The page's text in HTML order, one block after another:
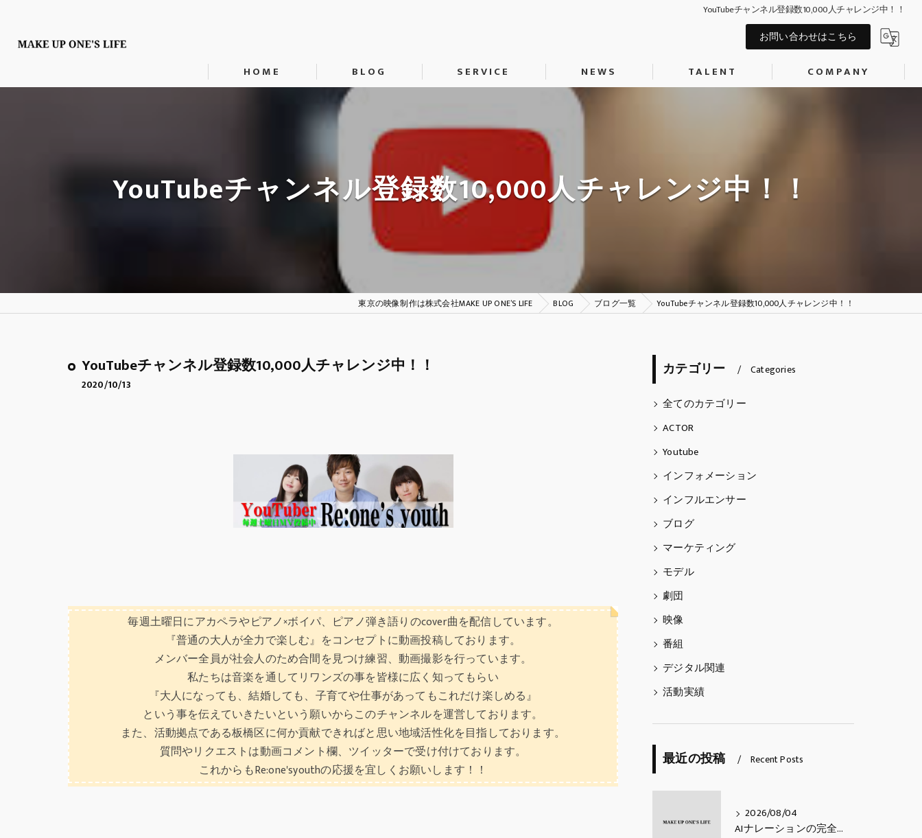
YouTubeチャンネル登録数10,000人チャレンジ中！！
お問い合わせはこちら
HOME BLOG SERVICE NEWS TALENT
MODEL
劇団「カウントダウン」
天埜らむね
五阿弥ルナ
Thomas Caderao
COMPANY
YouTubeチャンネル登録数10,000人チャレンジ中！！
東京の映像制作は株式会社MAKE UP ONE’S LIFE BLOG ブログ一覧 YouTubeチャンネル登録数10,000人チャレンジ中！！
YouTubeチャンネル登録数10,000人チャレンジ中！！
2020/10/13
毎週土曜日にアカペラやピアノ×ボイパ、ピアノ弾き語りのcover曲を配信しています。
『普通の大人が全力で楽しむ』をコンセプトに動画投稿しております。
メンバー全員が社会人のため合間を見つけ練習、動画撮影を行っています。
私たちは音楽を通してリワンズの事を皆様に広く知ってもらい
『大人になっても、結婚しても、子育てや仕事があってもこれだけ楽しめる』
という事を伝えていきたいという願いからこのチャンネルを運営しております。
また、活動拠点である板橋区に何か貢献できればと思い地域活性化を目指しております。
質問やリクエストは動画コメント欄、ツイッターで受け付けております。
これからもRe:one'syouthの応援を宜しくお願いします！！
カテゴリー Categories
全てのカテゴリー
ACTOR
Youtube
インフォメーション
インフルエンサー
ブログ
マーケティング
モデル
劇団
映像
番組
デジタル関連
活動実績
最近の投稿 Recent Posts
2026/08/04
AIナレーションの完全ガイド｜費用相場・活用シーン・メリットと注意点・使い方【2026年最新】